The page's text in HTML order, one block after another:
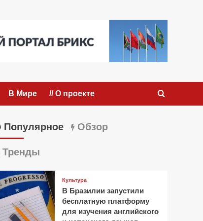
В Мире // О проекте
Популярное Обзор
Тренды
Культура
В Бразилии запустили
бесплатную платформу
для изучения английского